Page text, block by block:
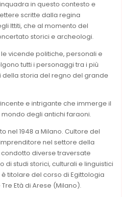
in questo contesto e
scritte dalla regina
Ittiti, che al momento del
storici e archeologi.
vicende politiche, personali e
tutti i personaggi tra i più
storia del regno del grande
e intrigante che immerge il
degli antichi faraoni.
nel 1948 a Milano. Cultore del
nel settore della
diverse traversate
di studi storici, culturali e linguistici
titolare del corso di Egittologia
Età di Arese (Milano).